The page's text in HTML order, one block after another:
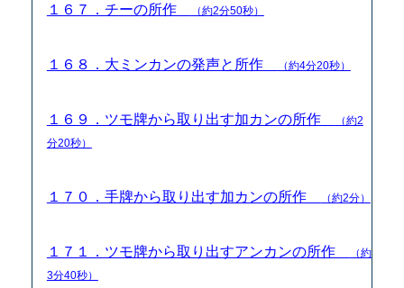
１６７．チーの所作 （約2分50秒）
１６８．大ミンカンの発声と所作 （約4分20秒）
１６９．ツモ牌から取り出す加カンの所作
（約2
分20秒）
１７０．手牌から取り出す加カンの所作 （約2分）
１７１．ツモ牌から取り出すアンカンの所作
（約
3分40秒）